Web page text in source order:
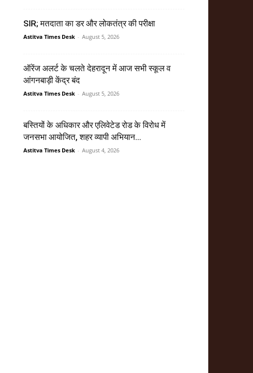
SIR; मतदाता का डर और लोकतंत्र की परीक्षा
Astitva Times Desk - August 5, 2026
ऑरेंज अलर्ट के चलते देहरादून में आज सभी स्कूल व
आंगनबाड़ी केंद्र बंद
Astitva Times Desk - August 5, 2026
बस्तियों के अधिकार और एलिवेटेड रोड के विरोध में
जनसभा आयोजित, शहर व्यापी अभियान...
Astitva Times Desk - August 4, 2026